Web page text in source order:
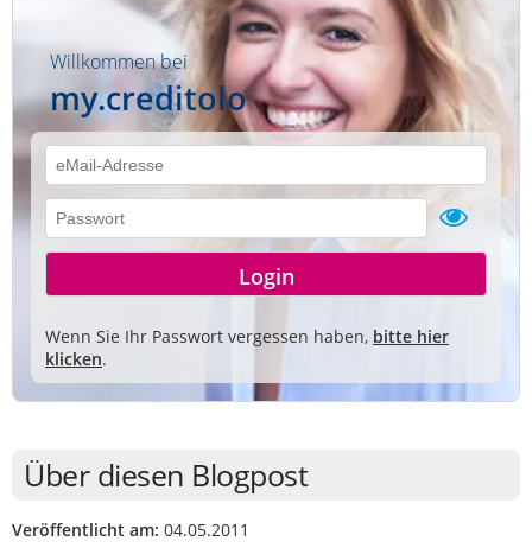
Willkommen bei
my.creditolo
Wenn Sie Ihr Passwort vergessen haben, bitte hier
klicken.
Über diesen Blogpost
Veröffentlicht am: 04.05.2011